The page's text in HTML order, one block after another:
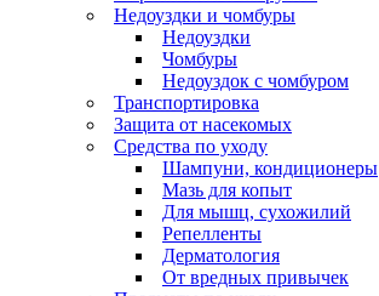
Недоуздки и чомбуры
Недоуздки
Чомбуры
Недоуздок с чомбуром
Транспортировка
Защита от насекомых
Средства по уходу
Шампуни, кондиционеры
Мазь для копыт
Для мышц, сухожилий
Репелленты
Дерматология
От вредных привычек